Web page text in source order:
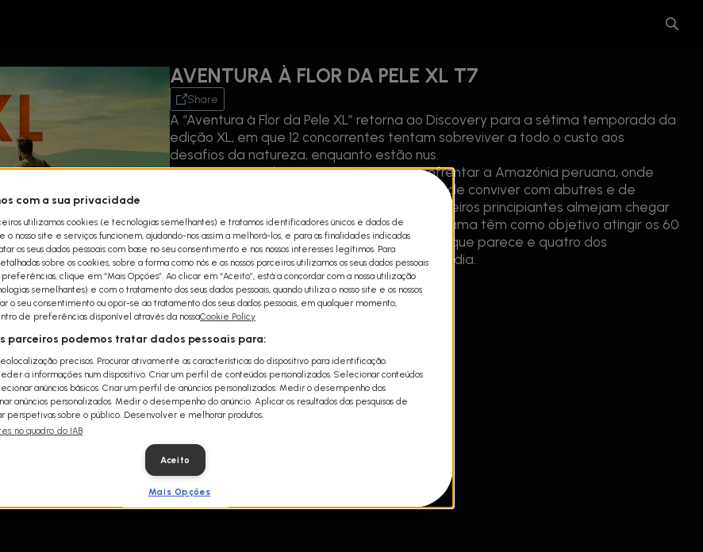
AVENTURA À FLOR DA PELE XL T7
Share
A “Aventura à Flor da Pele XL” retorna ao Discovery para a sétima temporada da
edição XL, em que 12 concorrentes tentam sobreviver a todo o custo aos
desafios da natureza, enquanto estão nus.
Nesta temporada, os concorrentes vão enfrentar a Amazónia peruana, onde
terão de caçar, de se proteger de piranhas, de conviver com abutres e de
construir os seus próprios abrigos. Os aventureiros principiantes almejam chegar
aos 40 dias, enquanto os veteranos do programa têm como objetivo atingir os 60
dias. No entanto, a realidade é mais dura do que parece e quatro dos
concorrentes não vão chegar nem ao quarto dia.
com a sua privacidade
utilizamos cookies (e tecnologias semelhantes) e tratamos identificadores únicos e dados de
o nosso site e serviços funcionem, ajudando-nos assim a melhorá-los, e para as finalidades indicadas
os seus dados pessoais com base no seu consentimento e nos nossos interesses legítimos. Para
sobre os cookies, sobre a forma como nós e os nossos parceiros utilizamos os seus dados pessoais
preferências, clique em “Mais Opções”. Ao clicar em “Aceito”, está a concordar com a nossa utilização
semelhantes) e com o tratamento dos seus dados pessoais, quando utiliza o nosso site e os nossos
o seu consentimento ou opor-se ao tratamento dos seus dados pessoais, em qualquer momento,
de preferências disponível através da nossaCookie Policy
parceiros podemos tratar dados pessoais para:
precisos. Procurar ativamente as características do dispositivo para identificação.
a informações num dispositivo. Criar um perfil de conteúdos personalizados. Selecionar conteúdos
anúncios básicos. Criar um perfil de anúncios personalizados. Medir o desempenho dos
anúncios personalizados. Medir o desempenho do anúncio. Aplicar os resultados das pesquisas de
perspetivas sobre o público. Desenvolver e melhorar produtos.
no quadro do IAB
Aceito
Mais Opções